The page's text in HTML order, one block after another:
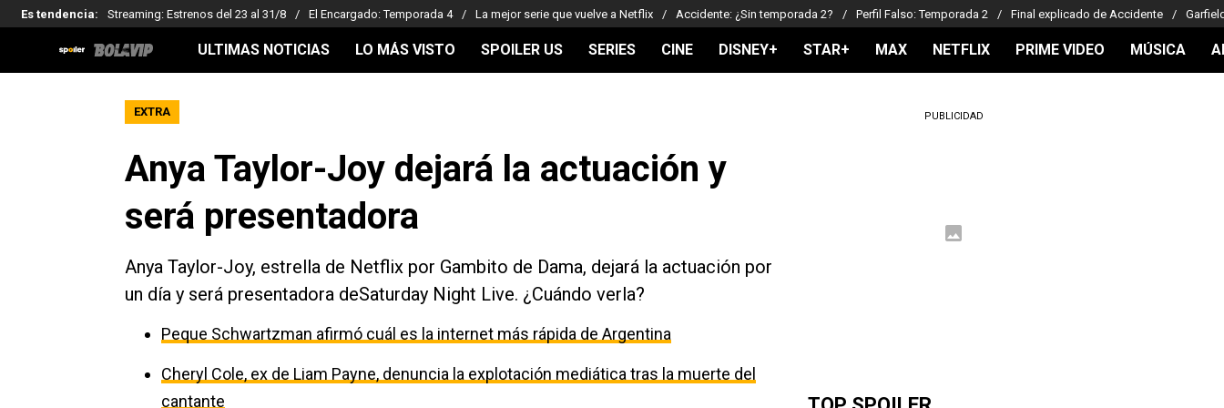
Es tendencia: Streaming: Estrenos del 23 al 31/8 El Encargado: Temporada 4 La mejor serie que vuelve a Netflix Accidente: ¿Sin temporada 2? Perfil Falso: Temporada 2 Final explicado de Accidente
ULTIMAS NOTICIAS LO MÁS VISTO SPOILER US SERIES CINE DISNEY+ STAR+ MAX NETFLIX PRIME VIDEO MÚSICA
EXTRA
Anya Taylor-Joy dejará la actuación y
será presentadora
Anya Taylor-Joy, estrella de Netflix por Gambito de Dama, dejará la actuación por
un día y será presentadora deSaturday Night Live. ¿Cuándo verla?
Peque Schwartzman afirmó cuál es la internet más rápida de Argentina
Cheryl Cole, ex de Liam Payne, denuncia la explotación mediática tras la muerte del
cantante
PUBLICIDAD